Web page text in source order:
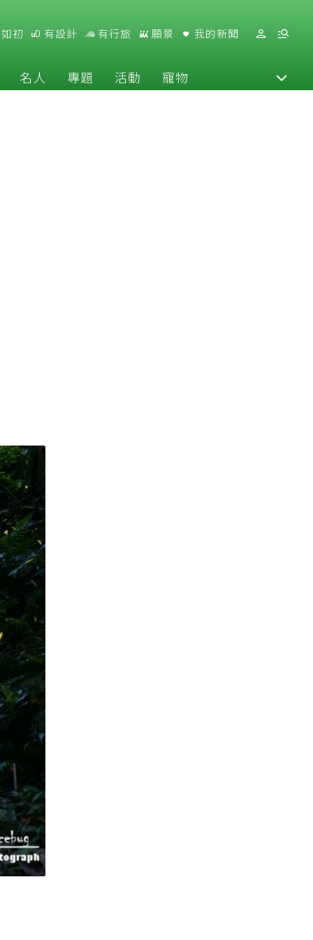
初 有設計 有行旅 願景 我的新聞
名人 專題 活動 寵物